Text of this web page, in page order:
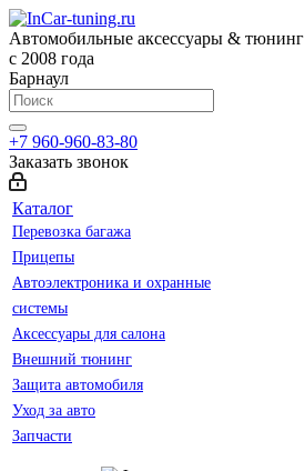
Автомобильные аксессуары & тюнинг
с 2008 года
Барнаул
+7 960-960-83-80
Заказать звонок
Каталог
Перевозка багажа
Прицепы
Автоэлектроника и охранные
системы
Аксессуары для салона
Внешний тюнинг
Защита автомобиля
Уход за авто
Запчасти